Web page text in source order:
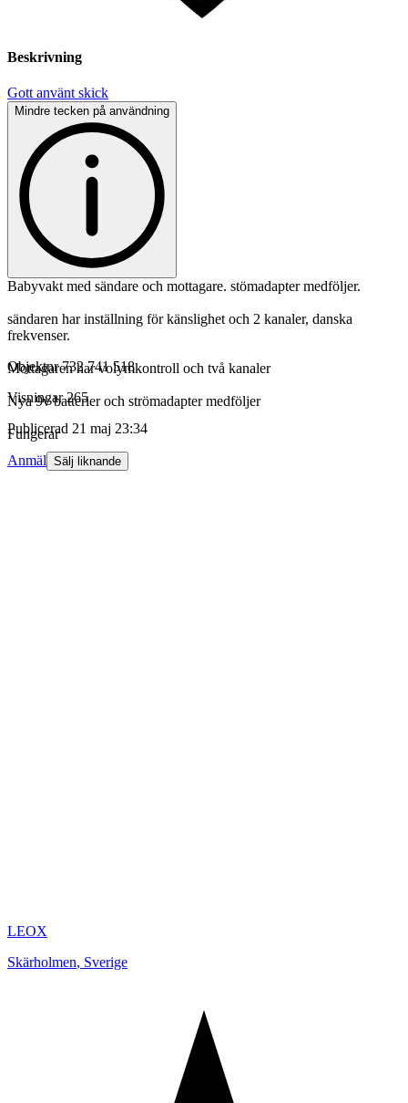
Beskrivning
Gott använt skick
Mindre tecken på användning
Babyvakt med sändare och mottagare. stömadapter medföljer.
sändaren har inställning för känslighet och 2 kanaler, danska
frekvenser.
Mottagaren har volymkontroll och två kanaler
Nya 9v batterier och strömadapter medföljer
Fungerar
Objektnr 732 741 518
Visningar 265
Publicerad 21 maj 23:34
Anmäl Sälj liknande
LEOX
Skärholmen, Sverige